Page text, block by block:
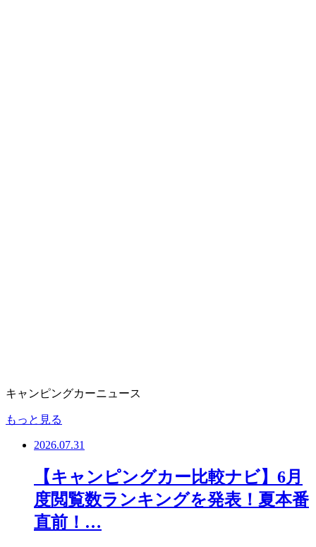
キャンピングカーニュース
もっと見る
2026.07.31
【キャンピングカー比較ナビ】6月
度閲覧数ランキングを発表！夏本番
直前！…